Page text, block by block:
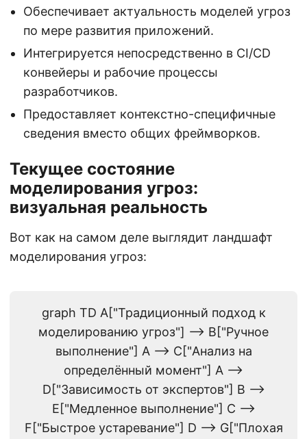
Обеспечивает актуальность моделей угроз
по мере развития приложений.
Интегрируется непосредственно в CI/CD
конвейеры и рабочие процессы
разработчиков.
Предоставляет контекстно-специфичные
сведения вместо общих фреймворков.
Текущее состояние
моделирования угроз:
визуальная реальность
Вот как на самом деле выглядит ландшафт
моделирования угроз:
graph TD A["Традиционный подход к
моделированию угроз"] --> B["Ручное
выполнение"] A --> C["Анализ на
определённый момент"] A -->
D["Зависимость от экспертов"] B -->
E["Медленное выполнение"] C -->
F["Быстрое устаревание"] D --> G["Плохая